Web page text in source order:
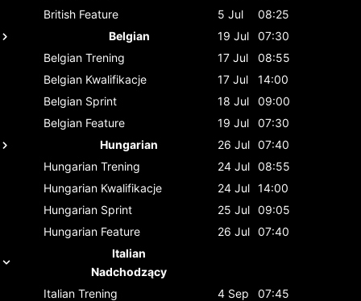
British Feature 5 Jul
08:25
Belgian
19 Jul
07:30
Belgian Trening 17 Jul
08:55
Belgian Kwalifikacje 17 Jul
14:00
Belgian Sprint 18 Jul
09:00
Belgian Feature 19 Jul
07:30
Hungarian
26 Jul 07:40
Hungarian Trening 24 Jul 08:55
Hungarian Kwalifikacje 24 Jul 14:00
Hungarian Sprint 25 Jul 09:05
Hungarian Feature 26 Jul 07:40
Italian
Nadchodzący
Italian Trening 4 Sep
07:45